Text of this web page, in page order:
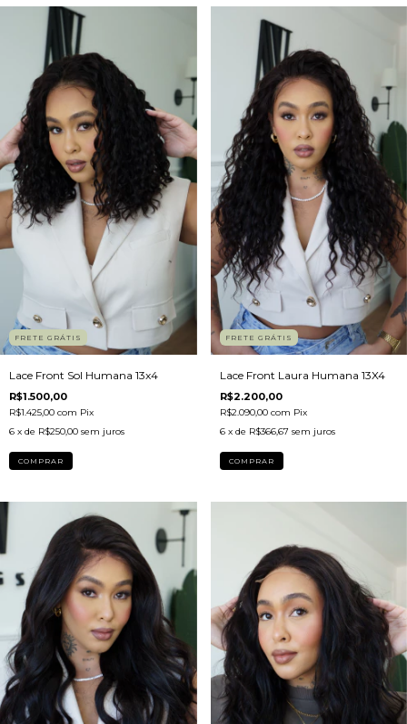
FRETE GRÁTIS
Lace Front Sol Humana 13x4
R$1.500,00
R$1.425,00 com Pix
6 x de R$250,00 sem juros
COMPRAR
FRETE GRÁTIS
Lace Front Laura Humana 13X4
R$2.200,00
R$2.090,00 com Pix
6 x de R$366,67 sem juros
COMPRAR